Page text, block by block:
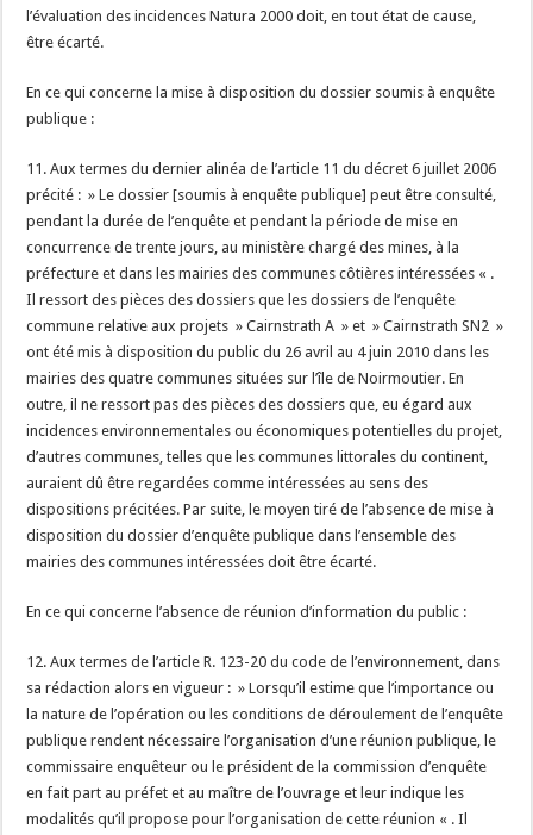
l’évaluation des incidences Natura 2000 doit, en tout état de cause,
être écarté.
En ce qui concerne la mise à disposition du dossier soumis à enquête
publique :
11. Aux termes du dernier alinéa de l’article 11 du décret 6 juillet 2006
précité : » Le dossier [soumis à enquête publique] peut être consulté,
pendant la durée de l’enquête et pendant la période de mise en
concurrence de trente jours, au ministère chargé des mines, à la
préfecture et dans les mairies des communes côtières intéressées « .
Il ressort des pièces des dossiers que les dossiers de l’enquête
commune relative aux projets » Cairnstrath A » et » Cairnstrath SN2 »
ont été mis à disposition du public du 26 avril au 4 juin 2010 dans les
mairies des quatre communes situées sur l’île de Noirmoutier. En
outre, il ne ressort pas des pièces des dossiers que, eu égard aux
incidences environnementales ou économiques potentielles du projet,
d’autres communes, telles que les communes littorales du continent,
auraient dû être regardées comme intéressées au sens des
dispositions précitées. Par suite, le moyen tiré de l’absence de mise à
disposition du dossier d’enquête publique dans l’ensemble des
mairies des communes intéressées doit être écarté.
En ce qui concerne l’absence de réunion d’information du public :
12. Aux termes de l’article R. 123-20 du code de l’environnement, dans
sa rédaction alors en vigueur : » Lorsqu’il estime que l’importance ou
la nature de l’opération ou les conditions de déroulement de l’enquête
publique rendent nécessaire l’organisation d’une réunion publique, le
commissaire enquêteur ou le président de la commission d’enquête
en fait part au préfet et au maître de l’ouvrage et leur indique les
modalités qu’il propose pour l’organisation de cette réunion « . Il